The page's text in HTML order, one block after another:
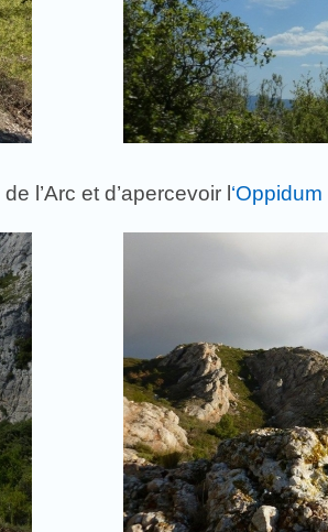
l’Arc et d’apercevoir l